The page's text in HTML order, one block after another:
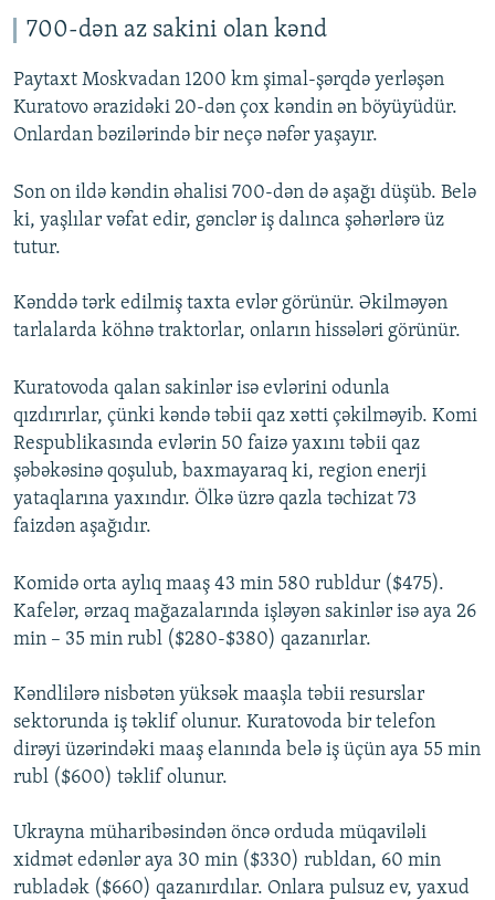
700-dən az sakini olan kənd
Paytaxt Moskvadan 1200 km şimal-şərqdə yerləşən
Kuratovo ərazidəki 20-dən çox kəndin ən böyüyüdür.
Onlardan bəzilərində bir neçə nəfər yaşayır.
Son on ildə kəndin əhalisi 700-dən də aşağı düşüb. Belə
ki, yaşlılar vəfat edir, gənclər iş dalınca şəhərlərə üz
tutur.
Kənddə tərk edilmiş taxta evlər görünür. Əkilməyən
tarlalarda köhnə traktorlar, onların hissələri görünür.
Kuratovoda qalan sakinlər isə evlərini odunla
qızdırırlar, çünki kəndə təbii qaz xətti çəkilməyib. Komi
Respublikasında evlərin 50 faizə yaxını təbii qaz
şəbəkəsinə qoşulub, baxmayaraq ki, region enerji
yataqlarına yaxındır. Ölkə üzrə qazla təchizat 73
faizdən aşağıdır.
Komidə orta aylıq maaş 43 min 580 rubldur ($475).
Kafelər, ərzaq mağazalarında işləyən sakinlər isə aya 26
min – 35 min rubl ($280-$380) qazanırlar.
Kəndlilərə nisbətən yüksək maaşla təbii resurslar
sektorunda iş təklif olunur. Kuratovoda bir telefon
dirəyi üzərindəki maaş elanında belə iş üçün aya 55 min
rubl ($600) təklif olunur.
Ukrayna müharibəsindən öncə orduda müqaviləli
xidmət edənlər aya 30 min ($330) rubldan, 60 min
rubladək ($660) qazanırdılar. Onlara pulsuz ev, yaxud